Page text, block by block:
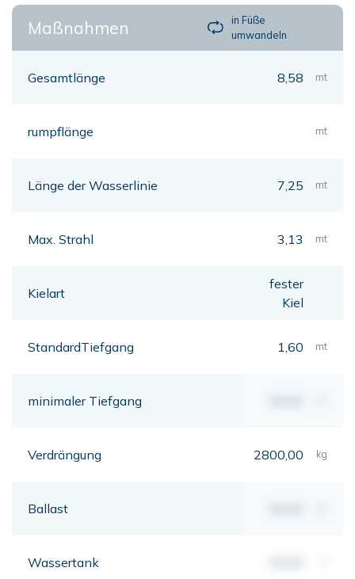
Maßnahmen
in Füße
umwandeln
Gesamtlänge 8,58 mt
rumpflänge mt
Länge der Wasserlinie 7,25 mt
Max. Strahl 3,13 mt
Kielart
fester
Kiel
StandardTiefgang 1,60 mt
minimaler Tiefgang
Verdrängung 2800,00 kg
Ballast
Wassertank